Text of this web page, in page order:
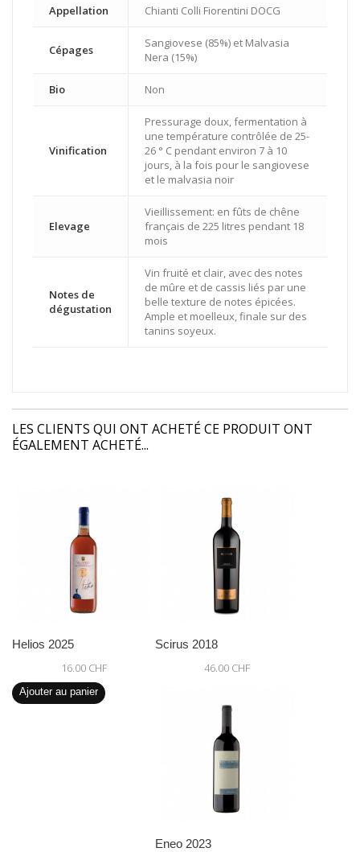
Appellation Chianti Colli Fiorentini DOCG
Cépages
Sangiovese (85%) et Malvasia
Nera (15%)
Bio Non
Vinification
Pressurage doux, fermentation à
une température contrôlée de 25-
26 ° C pendant environ 7 à 10
jours, à la fois pour le sangiovese
et le malvasia noir
Elevage
Vieillissement: en fûts de chêne
français de 225 litres pendant 18
mois
Notes de
dégustation
Vin fruité et clair, avec des notes
de mûre et de cassis liés par une
belle texture de notes épicées.
Ample et moelleux, finale sur des
tanins soyeux.
LES CLIENTS QUI ONT ACHETÉ CE PRODUIT ONT
ÉGALEMENT ACHETÉ...
Helios 2025
16.00 CHF
Ajouter au panier
Scirus 2018
46.00 CHF
Eneo 2023